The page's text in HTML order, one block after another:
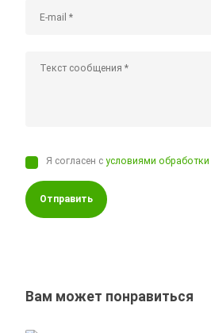
Я согласен сусловиями обработки
Отправить
Вам может понравиться